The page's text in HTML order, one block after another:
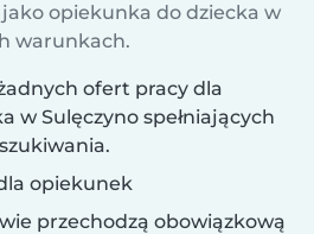
opiekunka do dziecka w
warunkach.
ofert pracy dla
w Sulęczyno spełniających
opiekunek
przechodzą obowiązkową